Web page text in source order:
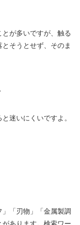
が多いですが、触る
そうとせず、そのま
迷いにくいですよ。
「刃物」「金属製調